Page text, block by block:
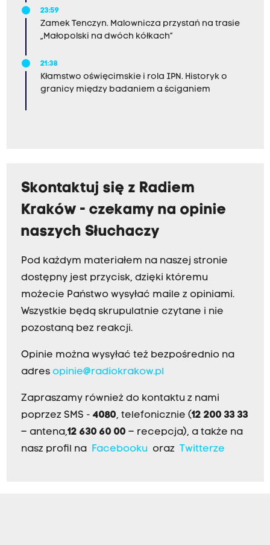
23:59
Zamek Tenczyn. Malownicza przystań na trasie
„Małopolski na dwóch kółkach”
21:38
Kłamstwo oświęcimskie i rola IPN. Historyk o
granicy między badaniem a ściganiem
Skontaktuj się z Radiem
Kraków - czekamy na opinie
naszych Słuchaczy
Pod każdym materiałem na naszej stronie
dostępny jest przycisk, dzięki któremu
możecie Państwo wysyłać maile z opiniami.
Wszystkie będą skrupulatnie czytane i nie
pozostaną bez reakcji.
Opinie można wysyłać też bezpośrednio na
adres opinie@radiokrakow.pl
Zapraszamy również do kontaktu z nami
poprzez SMS - 4080, telefonicznie (12 200 33 33
– antena,12 630 60 00 – recepcja), a także na
nasz profil na
Facebookuoraz Twitterze